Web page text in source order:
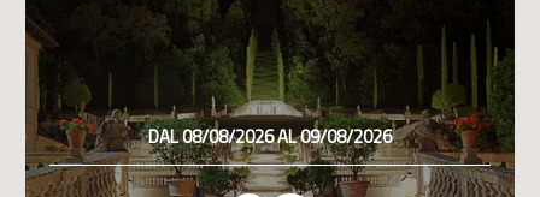
DAL 08/08/2026 AL 09/08/2026